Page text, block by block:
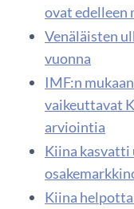
ovat edelleen
Venäläisten
vuonna
IMF:n
vaikeuttavat
arviointia
Kiina
Kiina